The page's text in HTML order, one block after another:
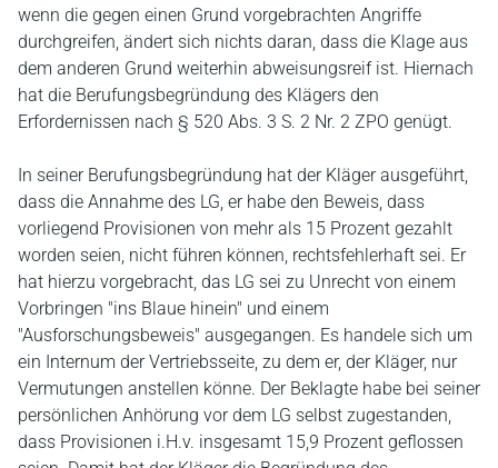
wenn die gegen einen Grund vorgebrachten Angriffe
durchgreifen, ändert sich nichts daran, dass die Klage aus
dem anderen Grund weiterhin abweisungsreif ist. Hiernach
hat die Berufungsbegründung des Klägers den
Erfordernissen nach § 520 Abs. 3 S. 2 Nr. 2 ZPO genügt.
In seiner Berufungsbegründung hat der Kläger ausgeführt,
dass die Annahme des LG, er habe den Beweis, dass
vorliegend Provisionen von mehr als 15 Prozent gezahlt
worden seien, nicht führen können, rechtsfehlerhaft sei. Er
hat hierzu vorgebracht, das LG sei zu Unrecht von einem
Vorbringen "ins Blaue hinein" und einem
"Ausforschungsbeweis" ausgegangen. Es handele sich um
ein Internum der Vertriebsseite, zu dem er, der Kläger, nur
Vermutungen anstellen könne. Der Beklagte habe bei seiner
persönlichen Anhörung vor dem LG selbst zugestanden,
dass Provisionen i.H.v. insgesamt 15,9 Prozent geflossen